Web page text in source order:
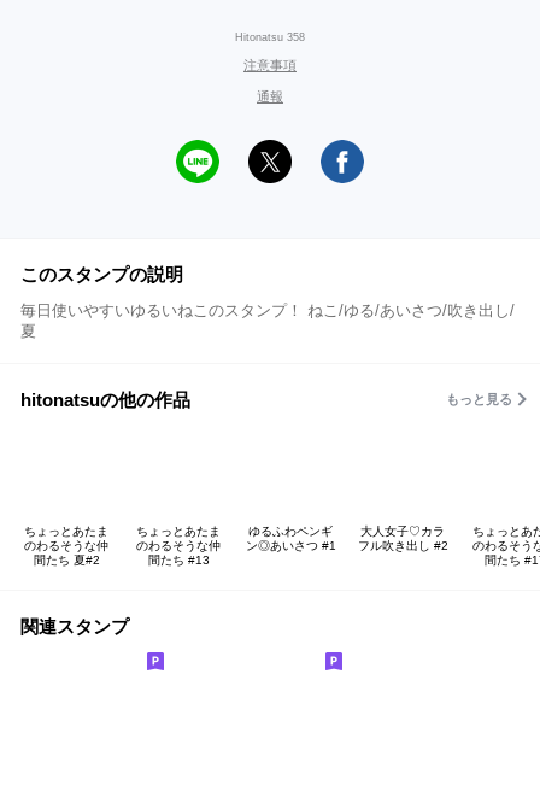
Hitonatsu 358
注意事項
通報
このスタンプの説明
毎日使いやすいゆるいねこのスタンプ！ ねこ/ゆる/あいさつ/吹き出し/
夏
hitonatsuの他の作品 もっと見る
ちょっとあたま
のわるそうな仲
間たち 夏#2
ちょっとあたま
のわるそうな仲
間たち #13
ゆるふわペンギ
ン◎あいさつ #1
大人女子♡カラ
フル吹き出し #2
ちょっとあ
のわるそう
間たち
関連スタンプ